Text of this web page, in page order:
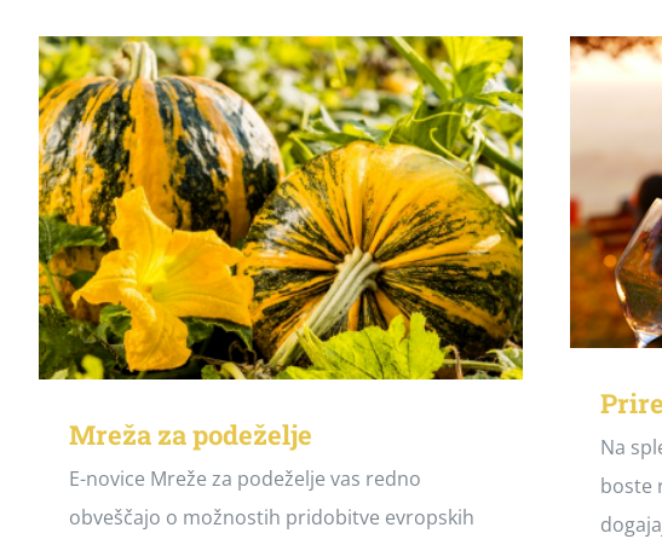
Mreža za podeželje
E-novice Mreže za podeželje vas redno
obveščajo o možnostih pridobitve evropskih
Na
boste